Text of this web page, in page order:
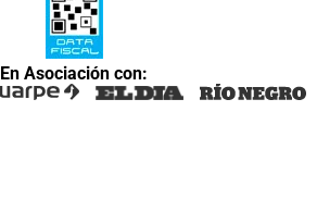
En Asociación con: